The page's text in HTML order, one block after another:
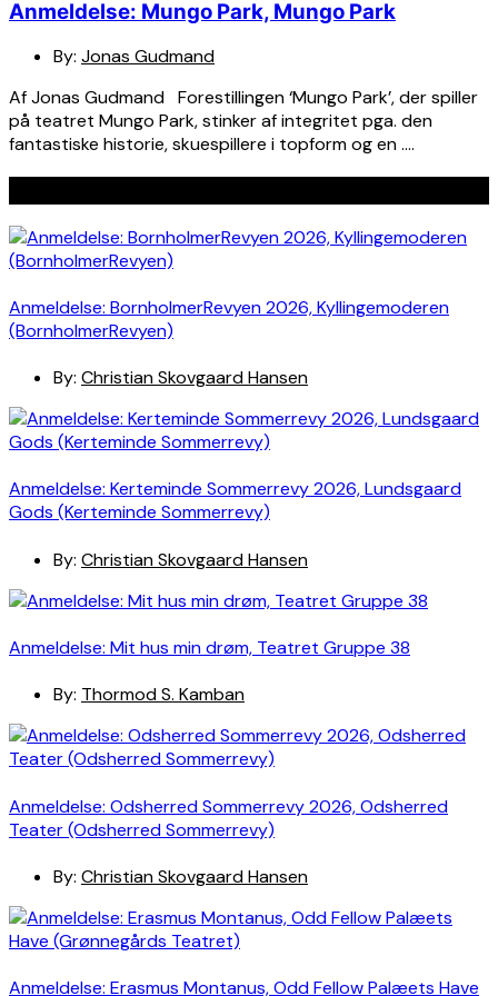
Anmeldelse: Mungo Park, Mungo Park
By: Jonas Gudmand
Af Jonas Gudmand Forestillingen ‘Mungo Park’, der spiller
på teatret Mungo Park, stinker af integritet pga. den
fantastiske historie, skuespillere i topform og en ….
Anmeldelse: BornholmerRevyen 2026, Kyllingemoderen
(BornholmerRevyen)
By: Christian Skovgaard Hansen
Anmeldelse: Kerteminde Sommerrevy 2026, Lundsgaard
Gods (Kerteminde Sommerrevy)
By: Christian Skovgaard Hansen
Anmeldelse: Mit hus min drøm, Teatret Gruppe 38
By: Thormod S. Kamban
Anmeldelse: Odsherred Sommerrevy 2026, Odsherred
Teater (Odsherred Sommerrevy)
By: Christian Skovgaard Hansen
Anmeldelse: Erasmus Montanus, Odd Fellow Palæets Have